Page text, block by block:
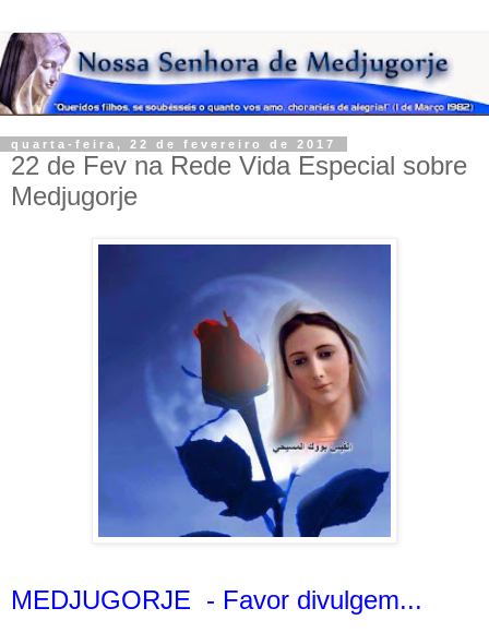
quarta-feira, 22 de fevereiro de 2017
22 de Fev na Rede Vida Especial sobre
Medjugorje
MEDJUGORJE - Favor divulgem...